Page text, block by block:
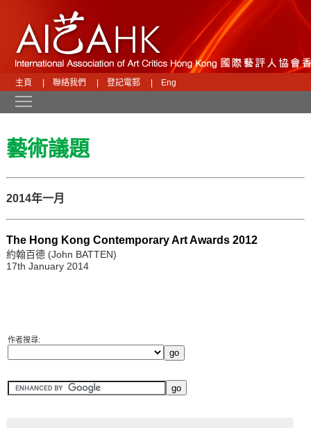
主頁 聯絡我們 登記電郵 Eng
藝術議題
2014年一月
The Hong Kong Contemporary Art Awards 2012
約翰百德 (John BATTEN)
17th January 2014
作者搜尋: